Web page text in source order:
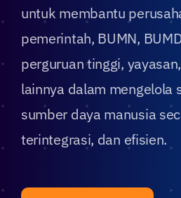
CONTACT
untuk membantu
pemerintah, BUMN,
perguruan tinggi,
lainnya dalam mengelola
sumber daya manusia
terintegrasi, dan efisien.